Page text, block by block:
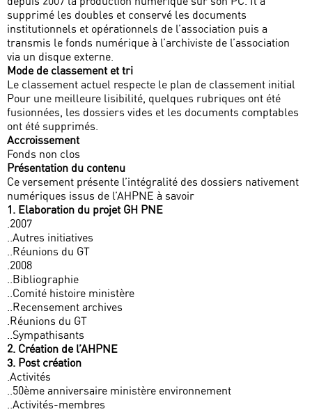
supprimé les doubles et conservé les documents
institutionnels et opérationnels de l’association puis a
transmis le fonds numérique à l’archiviste de l’association
via un disque externe.
Mode de classement et tri
Le classement actuel respecte le plan de classement initial
Pour une meilleure lisibilité, quelques rubriques ont été
fusionnées, les dossiers vides et les documents comptables
ont été supprimés.
Accroissement
Fonds non clos
Présentation du contenu
Ce versement présente l’intégralité des dossiers nativement
numériques issus de l’AHPNE à savoir
1. Elaboration du projet GH PNE
.2007
..Autres initiatives
..Réunions du GT
.2008
..Bibliographie
..Comité histoire ministère
..Recensement archives
.Réunions du GT
..Sympathisants
2. Création de l’AHPNE
3. Post création
.Activités
..50ème anniversaire ministère environnement
..Activités-membres